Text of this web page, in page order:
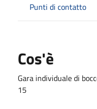
Punti di contatto
Cos'è
Gara individuale di
15